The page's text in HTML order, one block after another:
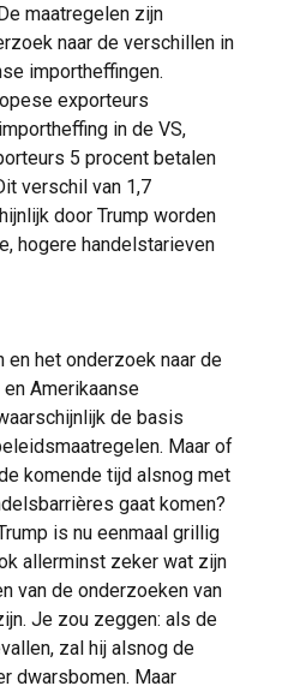
maatregelen zijn
naar de verschillen in
importheffingen.
exporteurs
in de VS,
5 procent betalen
verschil van 1,7
door Trump worden
hogere handelstarieven
het onderzoek naar de
Amerikaanse
de basis
Maar of
komende tijd alsnog met
gaat komen?
is nu eenmaal grillig
allerminst zeker wat zijn
van de onderzoeken van
Je zou zeggen: als de
zal hij alsnog de
dwarsbomen. Maar